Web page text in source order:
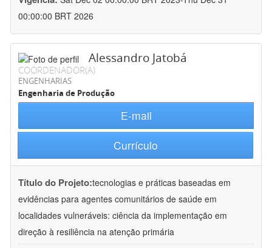
00:00:00 BRT 2026
Alessandro Jatobá
COORDENADOR(A)
ENGENHARIAS
Engenharia de Produção
E-mail
Currículo
Título do Projeto:tecnologias e práticas baseadas em
evidências para agentes comunitários de saúde em
localidades vulneráveis: ciência da implementação em
direção à resiliência na atenção primária